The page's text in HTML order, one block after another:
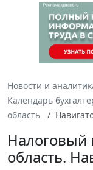
Новости и
Календарь
область
Налоговый
область.